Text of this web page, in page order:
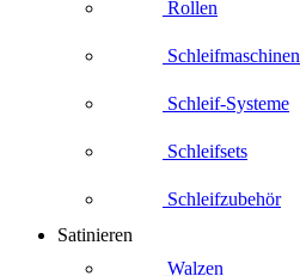
Rollen
Schleifmaschinen
Schleif-Systeme
Schleifsets
Schleifzubehör
Satinieren
Walzen